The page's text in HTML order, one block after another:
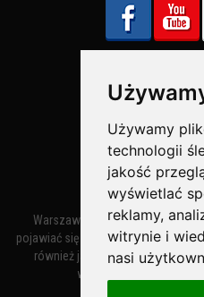
Używamy
technologii
jakość
wyświetlać
reklamy,
witrynie i
nasi
Bezpieczne
Warszawa – miasto stołeczne
pojawiać się w dokumentach w XIV
również jako Warszowa. Zmiana
wynikała z